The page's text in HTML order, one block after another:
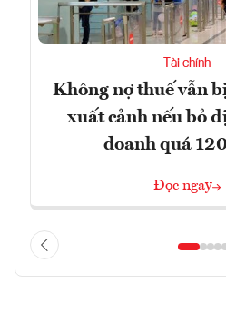
Tài chính
Không nợ thuế vẫn
xuất cảnh nếu bỏ
doanh quá
Đọc ngay